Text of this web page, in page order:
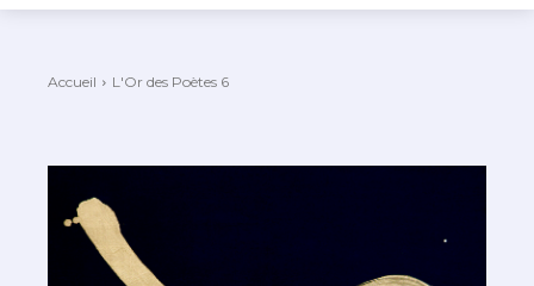
Accueil L'Or des Poètes 6